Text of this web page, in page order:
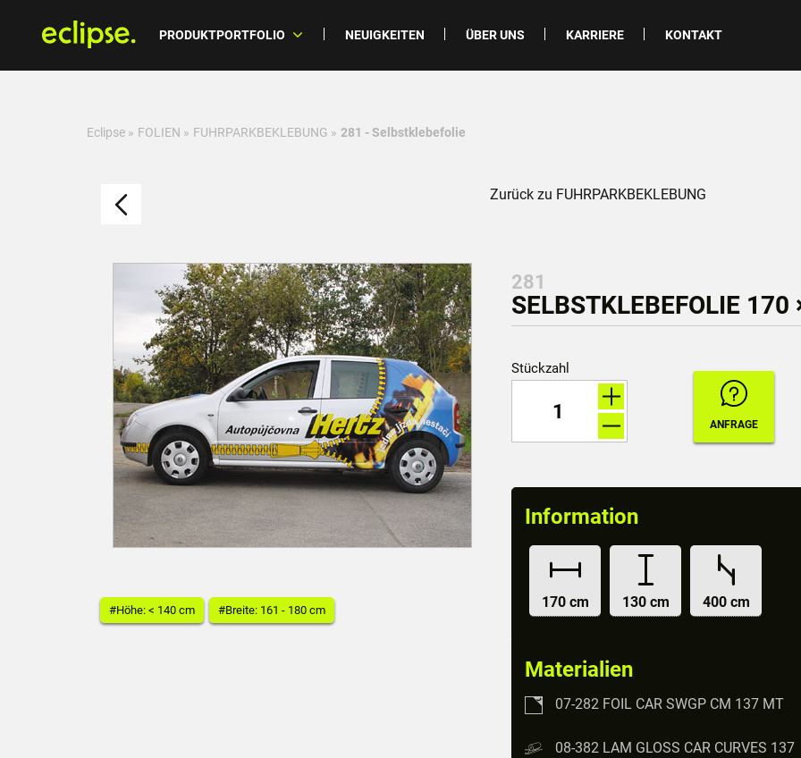
PRODUKTPORTFOLIO NEUIGKEITEN ÜBER UNS KARRIERE KONTAKT
Eclipse » FOLIEN » FUHRPARKBEKLEBUNG » 281 - Selbstklebefolie
Zurück zu FUHRPARKBEKLEBUNG
#Höhe: < 140 cm #Breite: 161 - 180 cm
281
SELBSTKLEBEFOLIE
Stückzahl
Information
170 cm 130 cm 400 cm
Materialien
07-282 FOIL CAR SWGP CM 137 MT
08-382 LAM GLOSS CAR CURVES 137